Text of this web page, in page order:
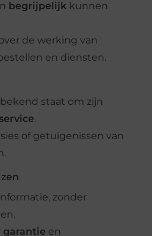
begrijpelijkkunnen
de werking van
en diensten.
staat om zijn
.
of getuigenissen van
zonder
garantie en